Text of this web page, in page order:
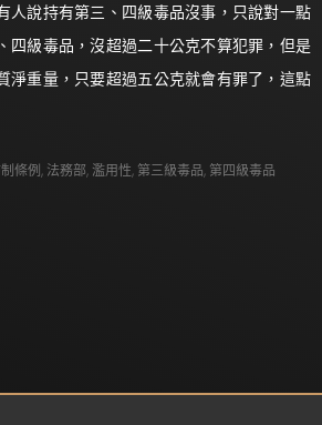
人說持有第三、四級毒品沒事，只說對一點
四級毒品，沒超過二十公克不算犯罪，但是
淨重量，只要超過五公克就會有罪了，這點
條例, 法務部, 濫用性, 第三級毒品, 第四級毒品